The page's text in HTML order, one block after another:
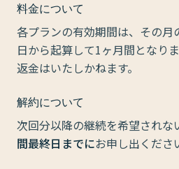
料金について
各プランの有効期間は、その
日から起算して1ヶ月間となり
返金はいたしかねます。
解約について
次回分以降の継続を希望されな
間最終日までにお申し出くださ